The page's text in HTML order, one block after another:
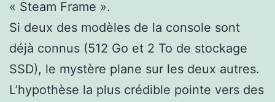
« Steam Frame ».
Si deux des modèles de la console sont
déjà connus (512 Go et 2 To de stockage
SSD), le mystère plane sur les deux autres.
L’hypothèse la plus crédible pointe vers des